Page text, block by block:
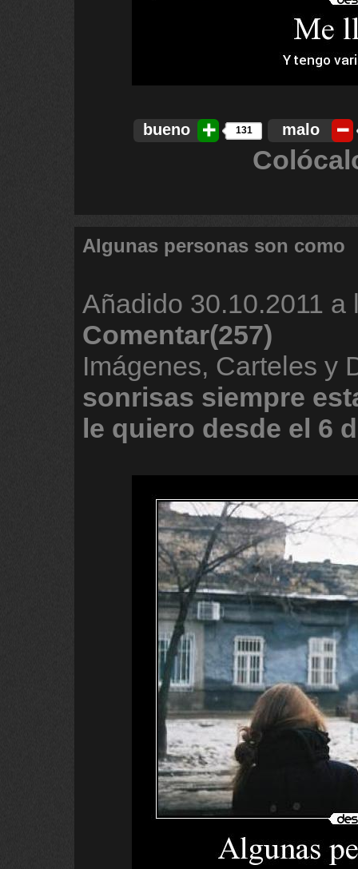
bueno 131 malo
Algunas personas son como
Añadido 30.10.2011 a
Comentar(257)
Imágenes, Carteles y
sonrisas siempre
le quiero desde el 6